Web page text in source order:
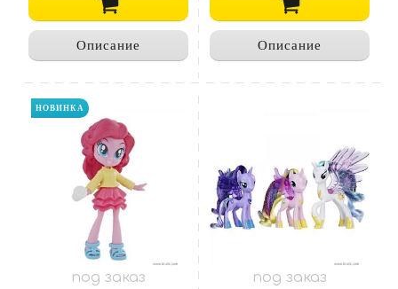
Описание Описание
НОВИНКА
под заказ под заказ